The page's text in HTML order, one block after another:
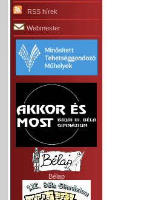
RSS hírek
Webmester
Bélap